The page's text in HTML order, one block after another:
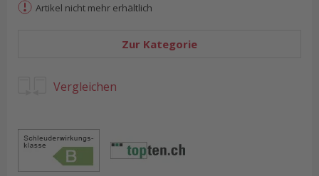
Artikel nicht mehr erhältlich
Zur Kategorie
Vergleichen